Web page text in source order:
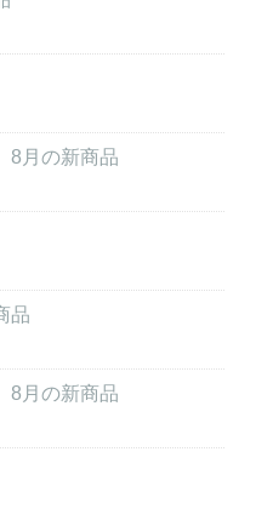
月の新商品
品
8月の新商品